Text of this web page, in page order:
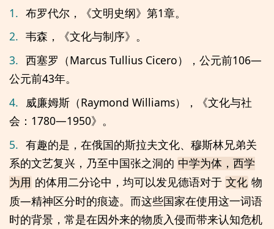
1. 布罗代尔，《文明史纲》第1章。
2. 韦森，《文化与制序》。
3. 西塞罗（Marcus Tullius Cicero），公元前106—
公元前43年。
4. 威廉姆斯（Raymond Williams），《文化与社
会：1780—1950》。
5. 有趣的是，在俄国的斯拉夫文化、穆斯林兄弟关
系的文艺复兴，乃至中国张之洞的 中学为体，西学
为用 的体用二分论中，均可以发见德语对于 文化 物
质—精神区分时的痕迹。而这些国家在使用这一词语
时的背景，常是在因外来的物质入侵而带来认知危机